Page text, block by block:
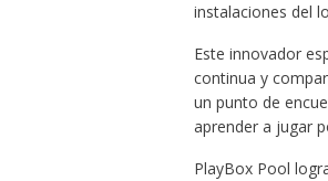
instalaciones del
Este innovador
continua y
un punto de
aprender a jugar
PlayBox Pool